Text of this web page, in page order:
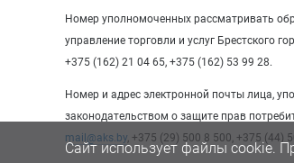
Номер уполномоченных рассматривать
управление торговли и услуг Брестского
+375 (162) 21 04 65, +375 (162) 53 99 28.
Номер и адрес электронной почты лица,
законодательством о защите прав
mail@aks.by, +375 (29) 500 8 500, +375 (44)
Сайт использует файлы cookie.